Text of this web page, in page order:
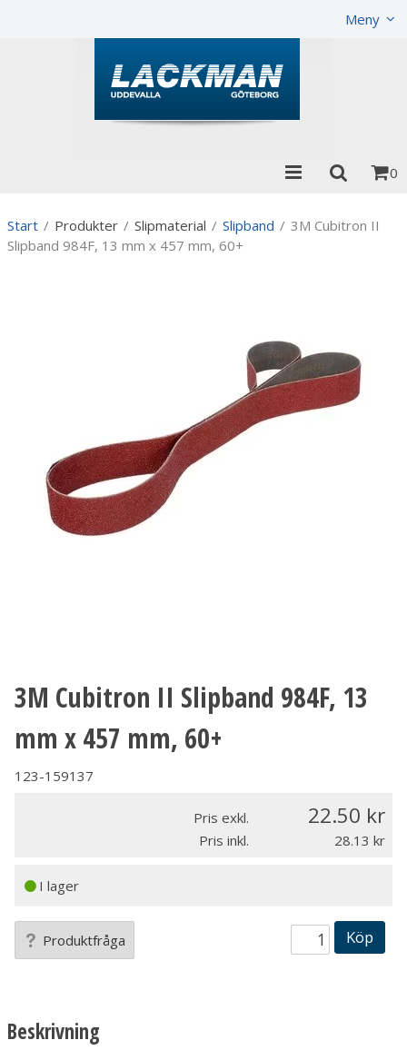
Meny
0
Start / Produkter / Slipmaterial / Slipband / 3M Cubitron II
Slipband 984F, 13 mm x 457 mm, 60+
3M Cubitron II Slipband 984F, 13
mm x 457 mm, 60+
123-159137
Pris exkl. 22.50
Pris inkl. 28.13
I lager
Produktfråga Köp
Beskrivning